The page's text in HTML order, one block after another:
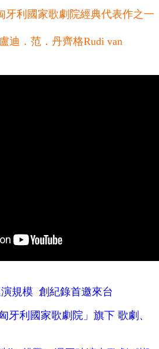
牙利國家歌劇院經典代表作之一
迪．范．丹齊格Rudi van
規模 創紀錄首邀來台
牙利國家歌劇院」旗下 歌劇、